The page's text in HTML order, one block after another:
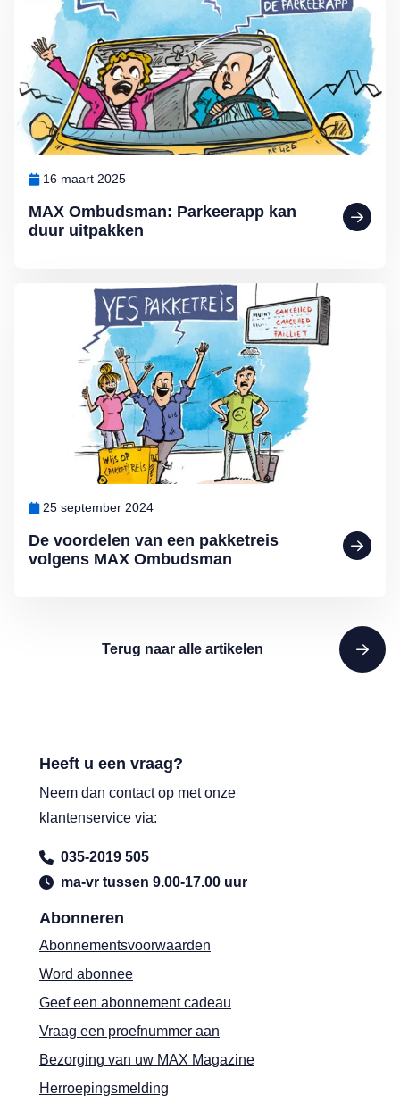
MAX Ombudsman: Parkeerapp kan
duur uitpakken
16 maart 2025
De voordelen van een pakketreis
volgens MAX Ombudsman
25 september 2024
Lees meer over De voordelen van een pakketreis volgens MAX
Terug naar alle artikelen
Abonneren
Abonnementsvoorwaarden
Word abonnee
Geef een abonnement cadeau
Vraag een proefnummer aan
Bezorging van uw MAX Magazine
Herroepingsmelding
Heeft u een vraag?
Neem dan contact op met onze
klantenservice via:
035-2019 505
ma-vr tussen 9.00-17.00 uur